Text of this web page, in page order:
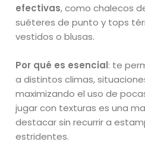
efectivas, como chalecos
suéteres de punto y tops
vestidos o blusas.
Por qué es esencial: te
a distintos climas,
maximizando el uso de
jugar con texturas es una
destacar sin recurrir a
estridentes.